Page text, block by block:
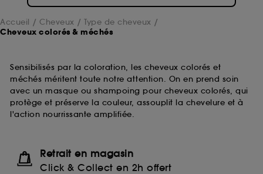
Accueil Cheveux Type de cheveux
Cheveux colorés & méchés
Sensibilisés par la coloration, les cheveux colorés et
méchés méritent toute notre attention. On en prend soin
avec un masque ou shampoing pour cheveux colorés, qui
protège et préserve la couleur, assouplit la chevelure et à
l'action nourrissante amplifiée.
Retrait en magasin
Click & Collect en 2h offert